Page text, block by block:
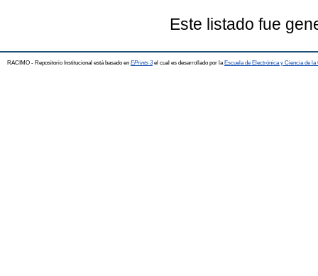
Este listado fue
RACIMO - Repositorio Institucional está basado en EPrints 3el cual es desarrollado por la Escuela de Electrónica y Ciencia de la